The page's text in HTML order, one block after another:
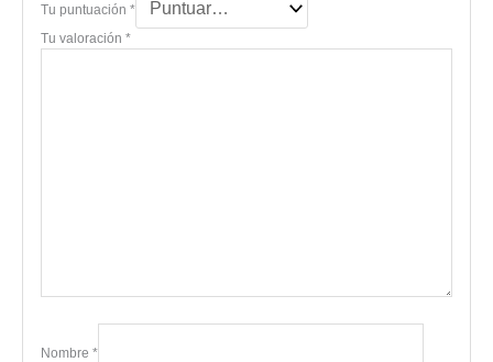
Tu puntuación *
Tu valoración *
Nombre *